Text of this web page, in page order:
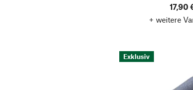
17,90
+ weitere
Exklusiv